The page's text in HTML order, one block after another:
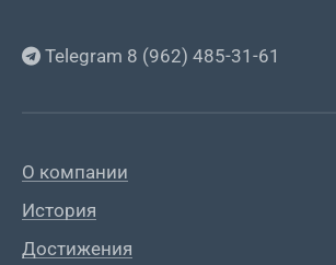
Telegram 8 (962) 485-31-61
О компании
История
Достижения